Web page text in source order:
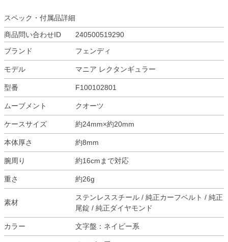
スペック・付属品詳細
商品問い合わせID
240500519290
ブランド
フェンディ
モデル マニア レクタンギュラー
型番 F100102801
ムーブメント クオーツ
ケースサイズ 約24mm×約20mm
本体厚さ 約8mm
腕周り 約16cmまで対応
重さ 約26g
素材
ステンレススチール / 純正カーフベルト / 純正
尾錠 / 純正ダイヤモンド
カラー 文字盤：ネイビー系